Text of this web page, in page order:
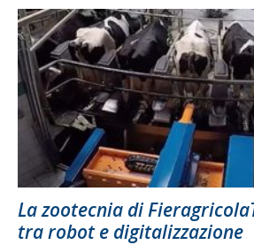
La zootecnia di
tra robot e digitalizzazione